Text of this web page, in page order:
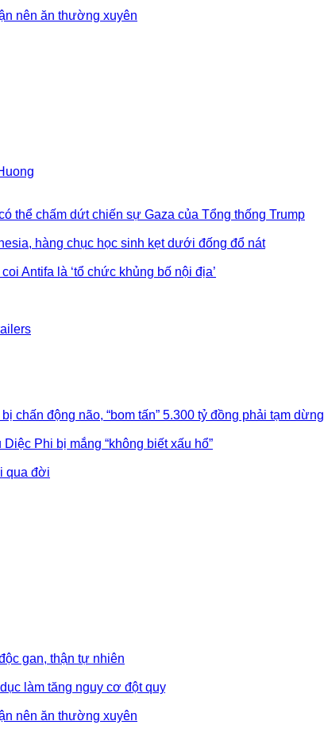
nên ăn thường xuyên
thể chấm dứt chiến sự Gaza của Tổng thống Trump
hàng chục học sinh kẹt dưới đống đổ nát
Antifa là ‘tổ chức khủng bố nội địa’
chấn động não, “bom tấn” 5.300 tỷ đồng phải tạm dừng
Phi bị mắng “không biết xấu hổ”
qua đời
gan, thận tự nhiên
làm tăng nguy cơ đột quỵ
nên ăn thường xuyên